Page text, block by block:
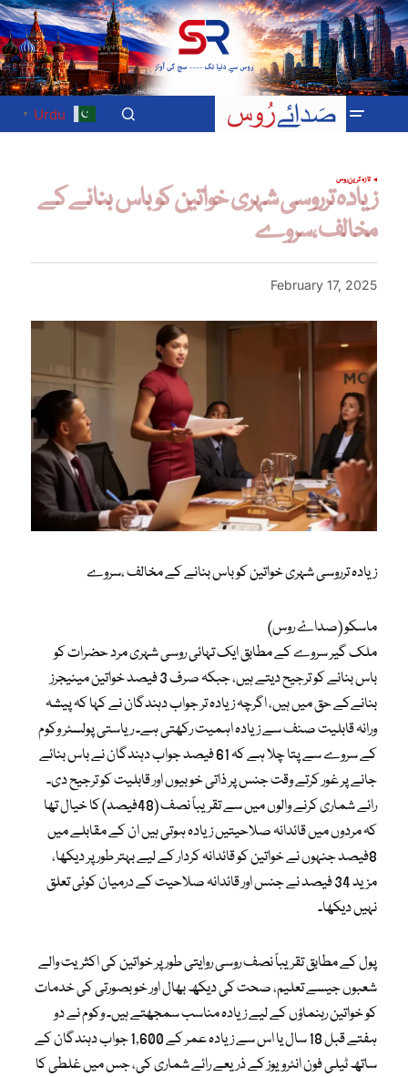
Urdu
▼
تازہ ترینروس
زیادہ ترروسی شہری خواتین کو باس بنانے کے
مخالف ،سروے
February 17, 2025
زیادہ ترروسی شہری خواتین کو باس بنانے کے مخالف ،سروے
ماسکو (صداۓ روس)
ملک گیر سروے کے مطابق ایک تہائی روسی شہری مرد حضرات کو
باس بنانے کو ترجیح دیتے ہیں، جبکہ صرف 3 فیصد خواتین مینیجرز
بنانےکے حق میں ہیں، اگرچہ زیادہ تر جواب دہندگان نے کہا کہ پیشہ
ورانہ قابلیت صنف سے زیادہ اہمیت رکھتی ہے۔ ریاستی پولسٹر وکوم
کے سروے سے پتا چلا ہے کہ 61 فیصد جواب دہندگان نے باس بنائے
جانے پر غور کرتے وقت جنس پر ذاتی خوبیوں اور قابلیت کو ترجیح دی۔
رائے شماری کرنے والوں میں سے تقریباً نصف (48فیصد) کا خیال تھا
کہ مردوں میں قائدانہ صلاحیتیں زیادہ ہوتی ہیں ان کے مقابلے میں
8فیصد جنہوں نے خواتین کو قائدانہ کردار کے لیے بہتر طور پر دیکھا،
مزید 34 فیصد نے جنس اور قائدانہ صلاحیت کے درمیان کوئی تعلق
نہیں دیکھا۔
پول کے مطابق تقریباً نصف روسی روایتی طور پر خواتین کی اکثریت والے
شعبوں جیسے تعلیم، صحت کی دیکھ بھال اور خوبصورتی کی خدمات
کو خواتین رہنماؤں کے لیے زیادہ مناسب سمجھتے ہیں۔ وکوم نے دو
ہفتے قبل 18 سال یا اس سے زیادہ عمر کے 1,600 جواب دہندگان کے
ساتھ ٹیلی فون انٹرویوز کے ذریعے رائے شماری کی، جس میں غلطی کا